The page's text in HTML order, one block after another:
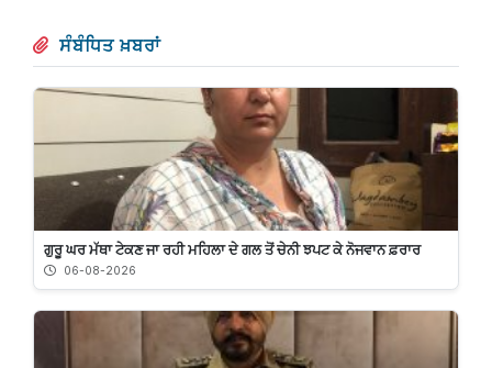
ਸੰਬੰਧਿਤ ਖ਼ਬਰਾਂ
ਗੁਰੂ ਘਰ ਮੱਥਾ ਟੇਕਣ ਜਾ ਰਹੀ ਮਹਿਲਾ ਦੇ ਗਲ ਤੋਂ ਚੇਨੀ ਝਪਟ ਕੇ ਨੋਜਵਾਨ ਫ਼ਰਾਰ
06-08-2026